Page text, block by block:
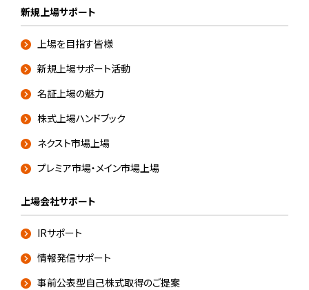
新規上場サポート
上場を目指す皆様
新規上場サポート活動
名証上場の魅力
株式上場ハンドブック
ネクスト市場上場
プレミア市場・メイン市場上場
上場会社サポート
IRサポート
情報発信サポート
事前公表型自己株式取得のご提案